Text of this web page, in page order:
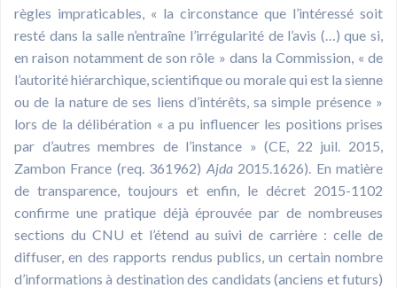
règles impraticables, « la circonstance que l’intéressé soit
resté dans la salle n’entraîne l’irrégularité de l’avis (…) que si,
en raison notamment de son rôle » dans la Commission, « de
l’autorité hiérarchique, scientifique ou morale qui est la sienne
ou de la nature de ses liens d’intérêts, sa simple présence »
lors de la délibération « a pu influencer les positions prises
par d’autres membres de l’instance » (CE, 22 juil. 2015,
Zambon France (req. 361962) Ajda2015.1626). En matière
de transparence, toujours et enfin, le décret 2015-1102
confirme une pratique déjà éprouvée par de nombreuses
sections du CNU et l’étend au suivi de carrière : celle de
diffuser, en des rapports rendus publics, un certain nombre
d’informations à destination des candidats (anciens et futurs)